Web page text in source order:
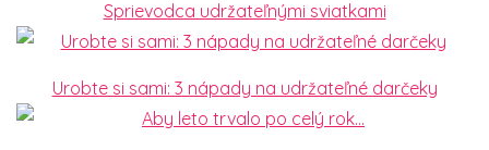
Sprievodca udržateľnými sviatkami
Urobte si sami: 3 nápady na udržateľné darčeky